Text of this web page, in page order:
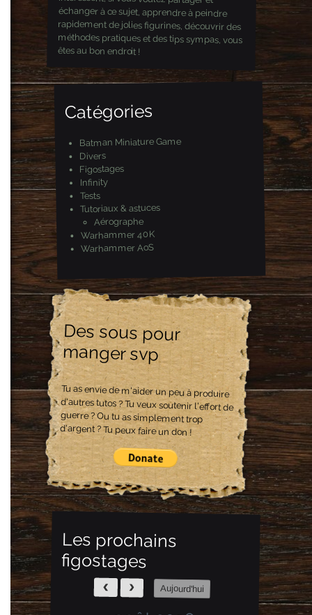
êtes au bon endroit !
Catégories
Batman Miniature Game
Divers
Figostages
Infinity
Tests
Tutoriaux & astuces
Aérographe
Warhammer 40K
Warhammer AoS
Des sous pour
manger svp
Tu as envie de m'aider un peu à produire
d'autres tutos ? Tu veux soutenir l'effort de
guerre ? Ou tu as simplement trop
d'argent ? Tu peux faire un don !
Les prochains
figostages
Aujourd'hui